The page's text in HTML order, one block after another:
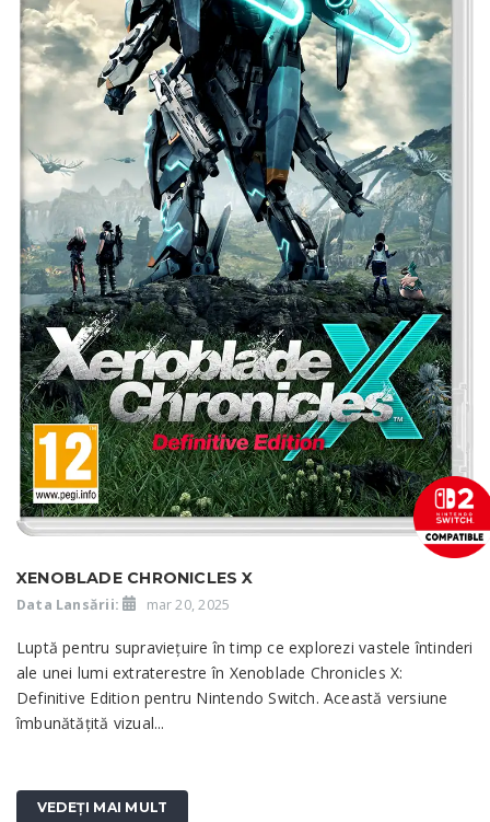
XENOBLADE CHRONICLES X
Data Lansării: mar 20, 2025
Luptă pentru supraviețuire în timp ce explorezi vastele întinderi
ale unei lumi extraterestre în Xenoblade Chronicles X:
Definitive Edition pentru Nintendo Switch. Această versiune
îmbunătățită vizual...
VEDEȚI MAI MULT